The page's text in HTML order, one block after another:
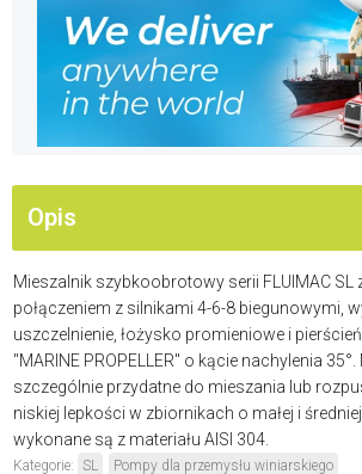
Opis
Mieszalnik szybkoobrotowy serii FLUIMAC SL
połączeniem z silnikami 4-6-8 biegunowymi,
uszczelnienie, łożysko promieniowe i
"MARINE PROPELLER" o kącie nachylenia
szczególnie przydatne do mieszania lub
niskiej lepkości w zbiornikach o małej i
wykonane są z materiału AISI 304.
Kategorie: SL
Pompy dla przemysłu winiarskiego